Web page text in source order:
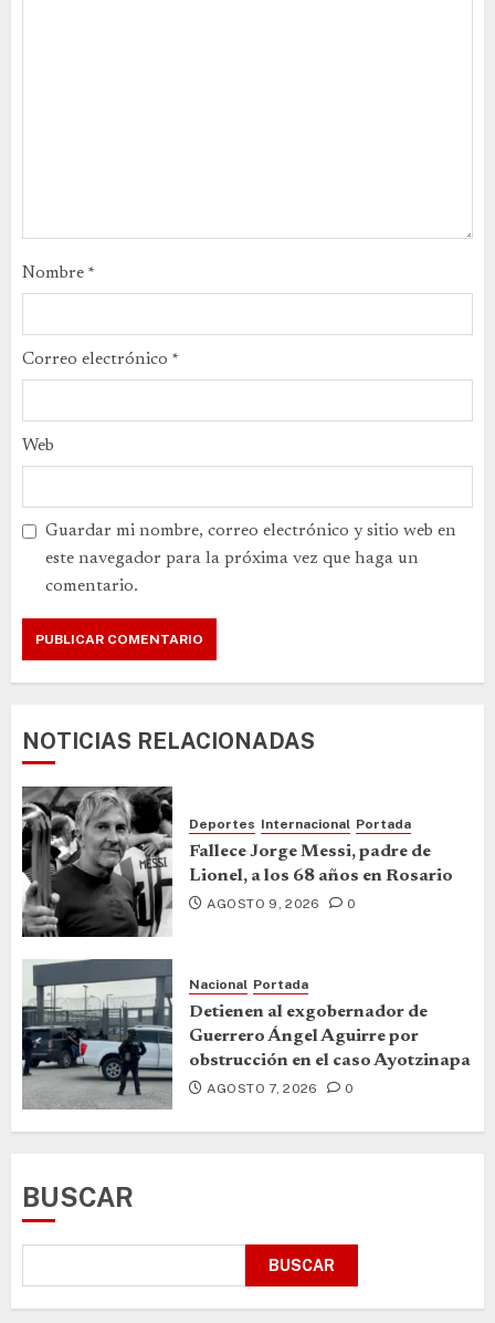
Nombre *
Correo electrónico *
Web
Guardar mi nombre, correo electrónico y sitio web en
este navegador para la próxima vez que haga un
comentario.
NOTICIAS RELACIONADAS
Deportes Internacional Portada
Fallece Jorge Messi, padre de
Lionel, a los 68 años en Rosario
AGOSTO 9, 2026 0
Nacional Portada
Detienen al exgobernador de
Guerrero Ángel Aguirre por
obstrucción en el caso Ayotzinapa
AGOSTO 7, 2026 0
BUSCAR
BUSCAR